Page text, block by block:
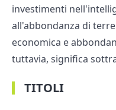
investimenti
all'abbondanza di
economica e
tuttavia, significa
TITOLI